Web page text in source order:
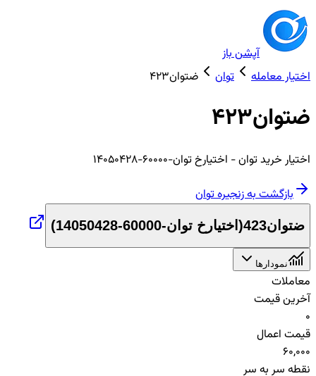
آپشن باز
اختیار معامله
توان ضتوان423
ضتوان423
اختیار خریدتوان- اختیارخ توان-60000-14050428
بازگشت به زنجیرهتوان
ضتوان423 ( اختیارخ توان-60000-14050428 )
نمودارها
معاملات
آخرین قیمت
0
قیمت اعمال
60,000
نقطه سر به سر